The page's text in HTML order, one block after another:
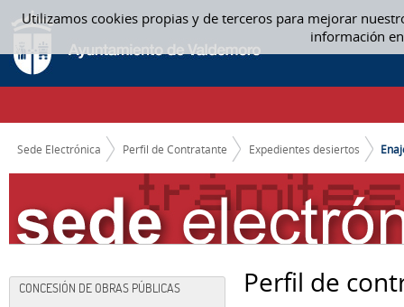
Utilizamos cookies propias y de terceros para mejorar
información
Saltar al contenido
ENAJENACIONES
CAMINO DE MIGAS
Sede Electrónica Perfil de Contratante Expedientes desiertos
CONCESIÓN DE OBRAS PÚBLICAS
Perfil de